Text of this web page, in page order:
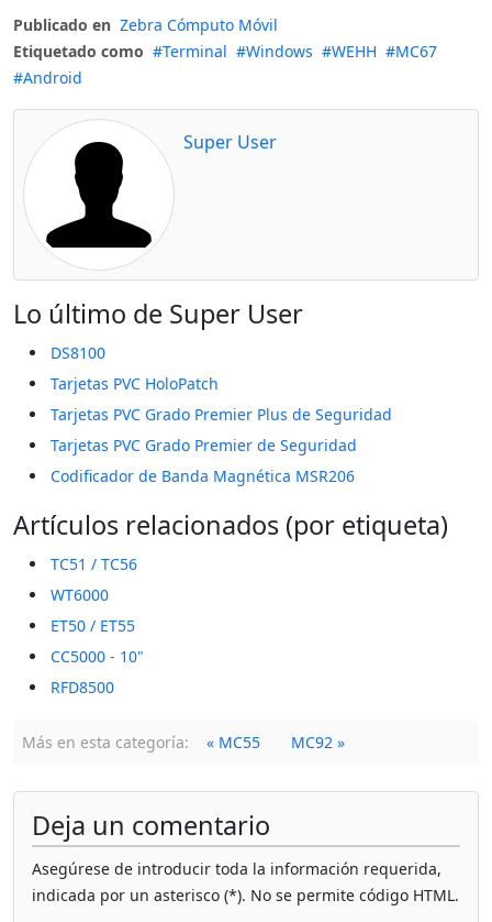
Publicado en Zebra Cómputo Móvil
Etiquetado como
Terminal Windows WEHH
MC67
Android
Super User
Lo último de Super User
DS8100
Tarjetas PVC HoloPatch
Tarjetas PVC Grado Premier Plus de Seguridad
Tarjetas PVC Grado Premier de Seguridad
Codificador de Banda Magnética MSR206
Artículos relacionados (por etiqueta)
TC51 / TC56
WT6000
ET50 / ET55
CC5000 - 10"
RFD8500
Más en esta categoría: « MC55 MC92 »
Deja un comentario
Asegúrese de introducir toda la información requerida,
indicada por un asterisco (*). No se permite código HTML.